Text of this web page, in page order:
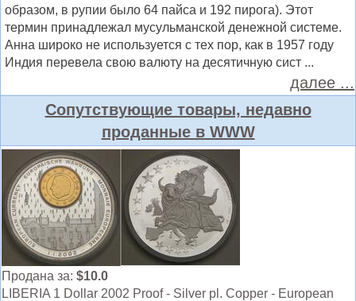
образом, в рупии было 64 пайса и 192 пирога). Этот
термин принадлежал мусульманской денежной системе.
Анна широко не используется с тех пор, как в 1957 году
Индия перевела свою валюту на десятичную сист ...
далее ...
Сопутствующие товары, недавно
проданные в WWW
Продана за: $10.0
LIBERIA 1 Dollar 2002 Proof - Silver pl. Copper - European